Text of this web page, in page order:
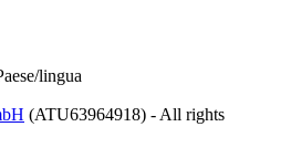
lingua
(ATU63964918) - All rights